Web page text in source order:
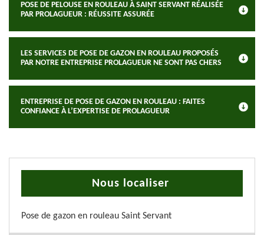
POSE DE PELOUSE EN ROULEAU À SAINT SERVANT RÉALISÉE
PAR PROLAGUEUR : RÉUSSITE ASSURÉE
LES SERVICES DE POSE DE GAZON EN ROULEAU PROPOSÉS
PAR NOTRE ENTREPRISE PROLAGUEUR NE SONT PAS CHERS
ENTREPRISE DE POSE DE GAZON EN ROULEAU : FAITES
CONFIANCE À L’EXPERTISE DE PROLAGUEUR
Nous localiser
Pose de gazon en rouleau Saint Servant